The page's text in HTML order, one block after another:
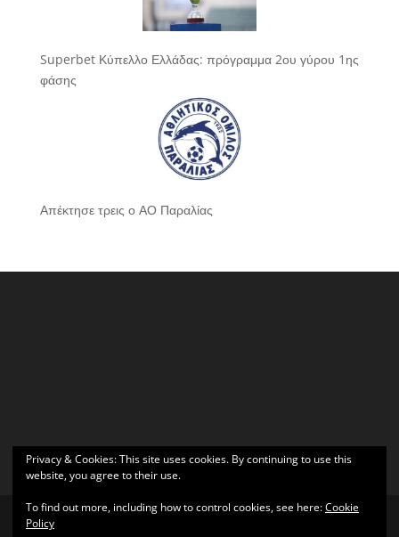
Superbet Κύπελλο Ελλάδας: πρόγραμμα 2ου γύρου 1ης
φάσης
Απέκτησε τρεις ο ΑΟ Παραλίας
Privacy & Cookies: This site uses cookies. By continuing to use this
website, you agree to their use.
To find out more, including how to control cookies, see here:Cookie
Policy